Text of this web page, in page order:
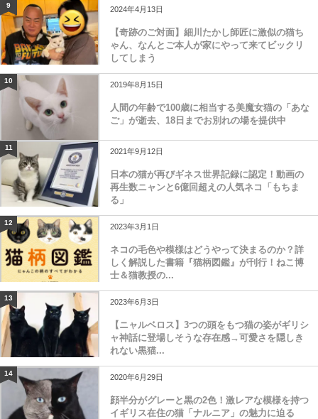
9 2024年4月13日
【奇跡のご対面】細川たかし師匠に激似の猫ち
ゃん、なんとご本人が家にやって来てビックリ
してしまう
10 2019年8月15日
人間の年齢で100歳に相当する美魔女猫の「あな
ご」が逝去、18日までお別れの場を提供中
11 2021年9月12日
日本の猫が再びギネス世界記録に認定！動画の
再生数ニャンと6億回超えの人気ネコ「もちま
る」
12 2023年3月1日
ネコの毛色や模様はどうやって決まるのか？詳
しく解説した書籍『猫柄図鑑』が刊行！ねこ博
士＆猫教授の...
13 2023年6月3日
【ニャルベロス】3つの頭をもつ猫の姿がギリシ
ャ神話に登場しそうな存在感→可愛さを隠しき
れない黒猫...
14 2020年6月29日
顔半分がグレーと黒の2色！激レアな模様を持つ
イギリス在住の猫「ナルニア」の魅力に迫る